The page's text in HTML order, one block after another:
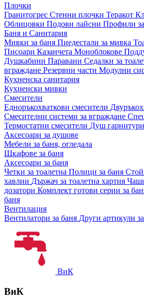
Плочки
Гранитогрес Стенни плочки Теракот
Облицовки Подови лайсни Профили
Баня и Санитария
Мивки за баня Пиедестали за мивка
Писоари Казанчета Моноблокове
Душкабини Паравани Седалки за
вграждане Резервни части Модулни
Кухненска санитария
Кухненски мивки
Смесители
Едноръкохваткови смесители
Смесителни системи за вграждане
Термостатни смесители Душ гарнитури
Аксесоари за душове
Мебели за баня, огледала
Шкафове за баня
Аксесоари за баня
Четки за тоалетна Полици за баня
хавлии Държач за тоалетна хартия
дозатори Комплект готови серии за
баня
Вентилация
Вентилатори за баня Други артикули
ВиК
ВиК